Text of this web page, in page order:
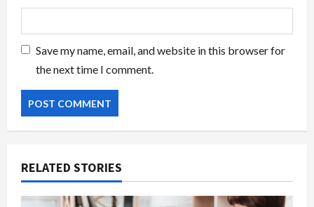
Save my name, email, and website in this browser for
the next time I comment.
RELATED STORIES